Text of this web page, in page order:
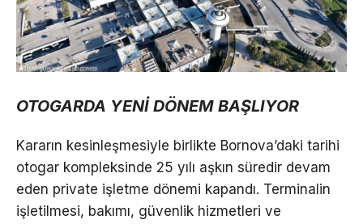
OTOGARDA YENİ DÖNEM BAŞLIYOR
Kararın kesinleşmesiyle birlikte Bornova’daki tarihi
otogar kompleksinde 25 yılı aşkın süredir devam
eden private işletme dönemi kapandı. Terminalin
işletilmesi, bakımı, güvenlik hizmetleri ve